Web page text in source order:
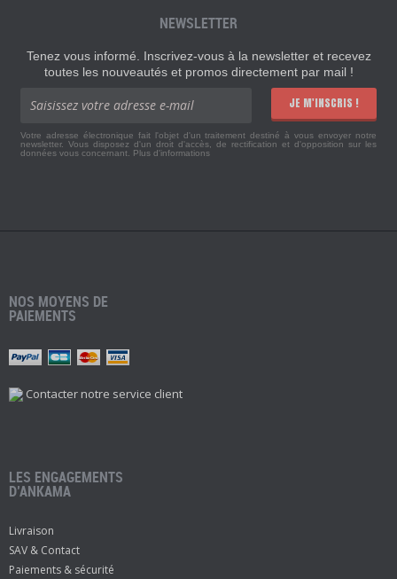
NEWSLETTER
Tenez vous informé. Inscrivez-vous à la newsletter et recevez
toutes les nouveautés et promos directement par mail !
JE M'INSCRIS !
Votre adresse électronique fait l'objet d'un traitement destiné à vous envoyer notre
newsletter. Vous disposez d'un droit d'accès, de rectification et d'opposition sur les
données vous concernant. Plus d'informations
NOS MOYENS DE
PAIEMENTS
Contacter notre service client
LES ENGAGEMENTS
D’ANKAMA
Livraison
SAV & Contact
Paiements & sécurité